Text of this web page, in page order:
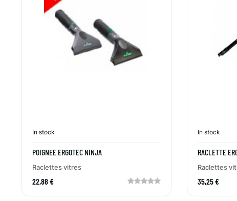
In stock
POIGNEE ERGOTEC NINJA
Raclettes vitres
22,88 €
In stock
RACLETTE
Raclettes
35,25 €